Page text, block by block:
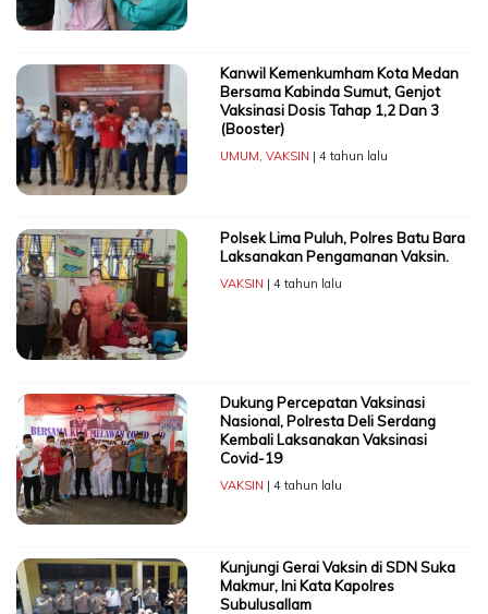
Kanwil Kemenkumham Kota Medan
Bersama Kabinda Sumut, Genjot
Vaksinasi Dosis Tahap 1,2 Dan 3
(Booster)
UMUM VAKSIN | 4 tahun lalu
Polsek Lima Puluh, Polres Batu Bara
Laksanakan Pengamanan Vaksin.
VAKSIN | 4 tahun lalu
Dukung Percepatan Vaksinasi
Nasional, Polresta Deli Serdang
Kembali Laksanakan Vaksinasi
Covid-19
VAKSIN | 4 tahun lalu
Kunjungi Gerai Vaksin di SDN Suka
Makmur, Ini Kata Kapolres
Subulusallam